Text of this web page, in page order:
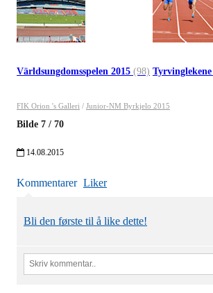
Världsungdomsspelen 2015 (98) Tyrvinglekene
FIK Orion 's Galleri / Junior-NM Byrkjelo 2015
Bilde 7 / 70
14.08.2015
Kommentarer Liker
Bli den første til å like dette!